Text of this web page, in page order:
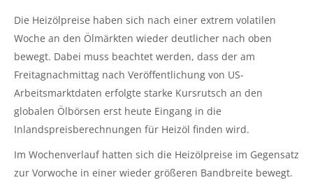
Die Heizölpreise haben sich nach einer extrem volatilen
Woche an den Ölmärkten wieder deutlicher nach oben
bewegt. Dabei muss beachtet werden, dass der am
Freitagnachmittag nach Veröffentlichung von US-
Arbeitsmarktdaten erfolgte starke Kursrutsch an den
globalen Ölbörsen erst heute Eingang in die
Inlandspreisberechnungen für Heizöl finden wird.
Im Wochenverlauf hatten sich die Heizölpreise im Gegensatz
zur Vorwoche in einer wieder größeren Bandbreite bewegt.